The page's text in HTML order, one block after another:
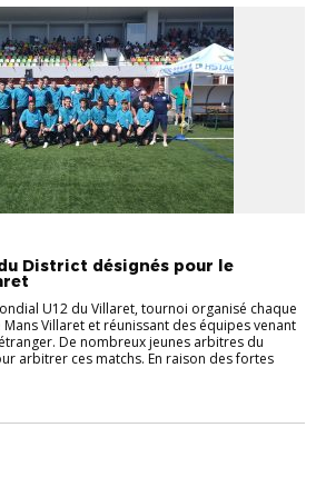
District désignés pour le
U12 du Villaret, tournoi organisé chaque
Mans Villaret et réunissant des équipes venant
De nombreux jeunes arbitres du
arbitrer ces matchs. En raison des fortes